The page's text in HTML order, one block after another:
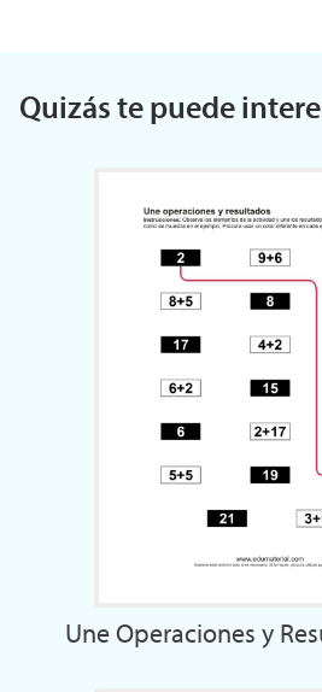
Quizás te puede
Une Operaciones y